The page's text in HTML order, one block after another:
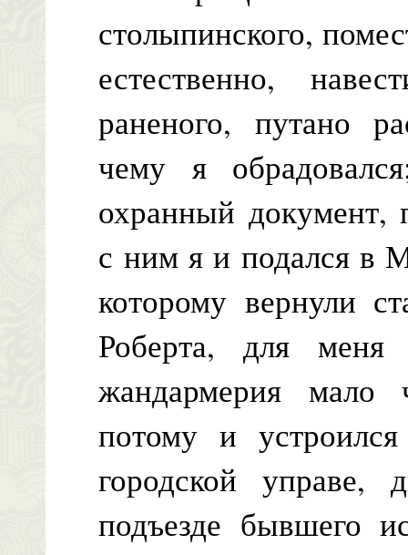
столыпинского,
естественно,
раненого, путано
чему я
охранный документ,
с ним я и подался в
которому вернули
Роберта, для меня
жандармерия
потому и
городской управе,
подъезде бывшего